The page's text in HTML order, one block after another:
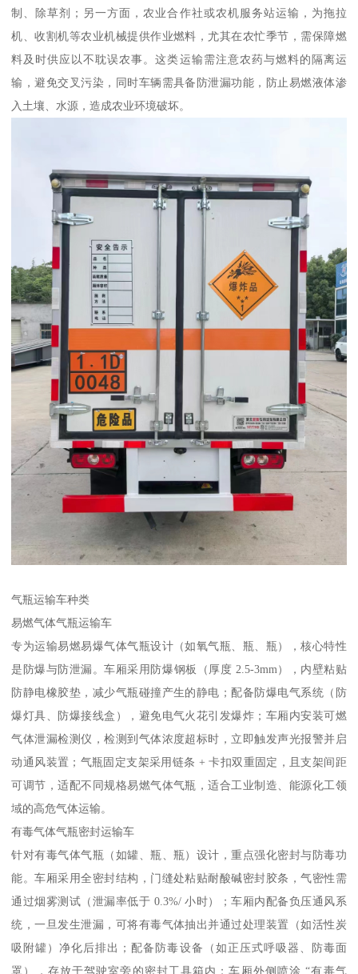
制、除草剂；另一方面，农业合作社或农机服务站运输，为拖拉
机、收割机等农业机械提供作业燃料，尤其在农忙季节，需保障燃
料及时供应以不耽误农事。这类运输需注意农药与燃料的隔离运
输，避免交叉污染，同时车辆需具备防泄漏功能，防止易燃液体渗
入土壤、水源，造成农业环境破坏。​
气瓶运输车种类​
易燃气体气瓶运输车​
专为运输易燃易爆气体气瓶设计（如氧气瓶、瓶、瓶），核心特性
是防爆与防泄漏。车厢采用防爆钢板（厚度 2.5-3mm），内壁粘贴
防静电橡胶垫，减少气瓶碰撞产生的静电；配备防爆电气系统（防
爆灯具、防爆接线盒），避免电气火花引发爆炸；车厢内安装可燃
气体泄漏检测仪，检测到气体浓度超标时，立即触发声光报警并启
动通风装置；气瓶固定支架采用链条 + 卡扣双重固定，且支架间距
可调节，适配不同规格易燃气体气瓶，适合工业制造、能源化工领
域的高危气体运输。​
有毒气体气瓶密封运输车​
针对有毒气体气瓶（如罐、瓶、瓶）设计，重点强化密封与防毒功
能。车厢采用全密封结构，门缝处粘贴耐酸碱密封胶条，气密性需
通过烟雾测试（泄漏率低于 0.3%/ 小时）；车厢内配备负压通风系
统，一旦发生泄漏，可将有毒气体抽出并通过处理装置（如活性炭
吸附罐）净化后排出；配备防毒设备（如正压式呼吸器、防毒面
罩），存放于驾驶室旁的密封工具箱内；车厢外侧喷涂 “有毒气